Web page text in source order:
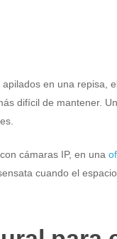
en una repisa,
difícil de mantener.
cámaras IP, en una
cuando el